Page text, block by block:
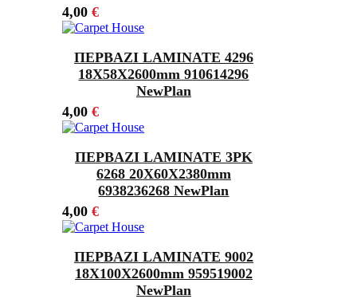
4,00 €
ΠΕΡΒΑΖΙ LAMINATE 4296
18Χ58X2600mm 910614296
NewPlan
4,00 €
ΠΕΡΒΑΖΙ LAMINATE 3PK
6268 20Χ60X2380mm
6938236268 NewPlan
4,00 €
ΠΕΡΒΑΖΙ LAMINATE 9002
18X100X2600mm 959519002
NewPlan